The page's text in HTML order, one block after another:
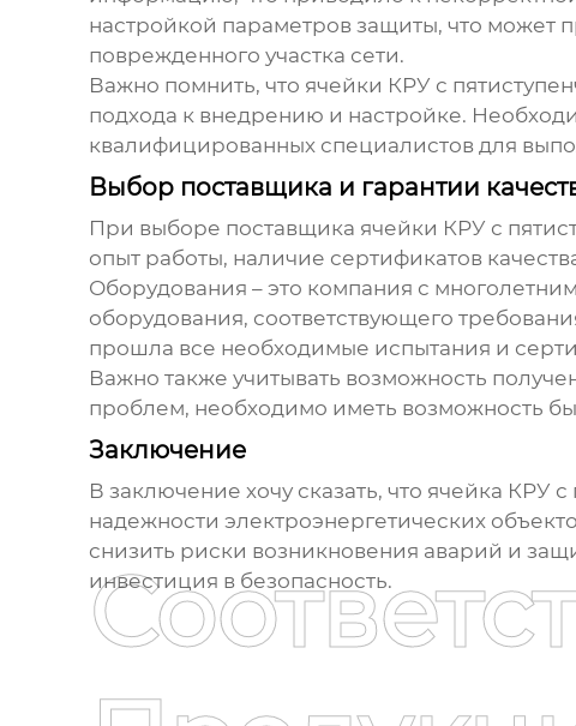
настройкой параметров защиты, что может
поврежденного участка сети.
Важно помнить, что ячейки КРУ с
подхода к внедрению и настройке.
квалифицированных специалистов для
Выбор поставщика и гарантии
При выборе поставщика ячейки КРУ с
опыт работы, наличие сертификатов
Оборудования – это компания с
оборудования, соответствующего
прошла все необходимые испытания и
Важно также учитывать возможность
проблем, необходимо иметь возможность
Заключение
В заключение хочу сказать, что ячейка КРУ с
надежности электроэнергетических
снизить риски возникновения аварий и
инвестиция в безопасность.